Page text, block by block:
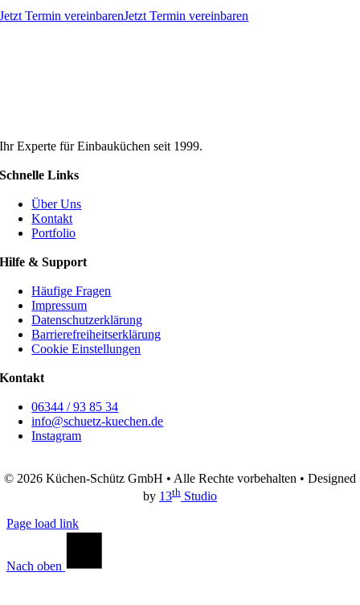
Jetzt Termin vereinbarenJetzt Termin vereinbaren
Ihr Experte für Einbauküchen seit 1999.
Schnelle Links
Über Uns
Kontakt
Portfolio
Hilfe & Support
Häufige Fragen
Impressum
Datenschutz­erklärung
Barriere­­freiheits­­erklärung
Cookie Einstellungen
Kontakt
06344 / 93 85 34
info@schuetz-kuechen.de
Instagram
© 2026 Küchen-Schütz GmbH • Alle Rechte vorbehalten • Designed
by 13th Studio
Page load link
Nach oben